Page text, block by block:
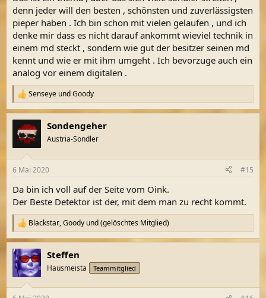
denn jeder will den besten , schönsten und zuverlässigsten
pieper haben . Ich bin schon mit vielen gelaufen , und ich
denke mir dass es nicht darauf ankommt wieviel technik in
einem md steckt , sondern wie gut der besitzer seinen md
kennt und wie er mit ihm umgeht . Ich bevorzuge auch ein
analog vor einem digitalen .
R
e
a
k
t
e
:
Senseye undGoody
Sondengeher
Austria-Sondler
6 Mai 2020 #15
Da bin ich voll auf der Seite vom Oink.
Der Beste Detektor ist der, mit dem man zu recht kommt.
R
e
a
k
t
i
Blackstar,Goody und(gelöschtes Mitglied)
Steffen
Hausmeista Teammitglied